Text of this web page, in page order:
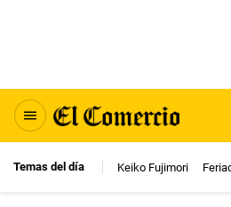
Temas del día Keiko Fujimori